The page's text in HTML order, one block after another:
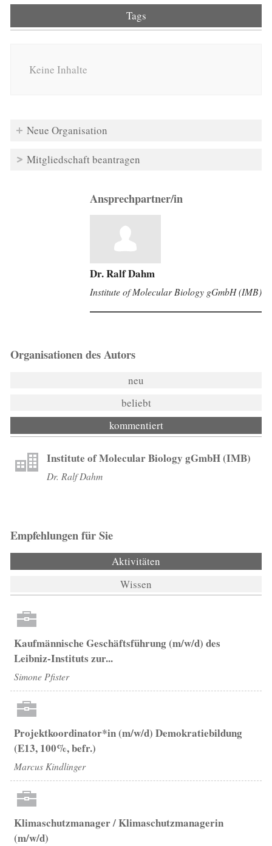
Tags
Keine Inhalte
Neue Organisation
Mitgliedschaft beantragen
Ansprechpartner/in
Dr. Ralf Dahm
Institute of Molecular Biology gGmbH (IMB)
Organisationen des Autors
neu
beliebt
kommentiert
Institute of Molecular Biology gGmbH (IMB)
Dr. Ralf Dahm
Empfehlungen für Sie
Aktivitäten
Wissen
Kaufmännische Geschäftsführung (m/w/d) des
Leibniz-Instituts zur...
Simone Pfister
Projektkoordinator*in (m/w/d) Demokratiebildung
(E13, 100%, befr.)
Marcus Kindlinger
Klimaschutzmanager / Klimaschutzmanagerin
(m/w/d)